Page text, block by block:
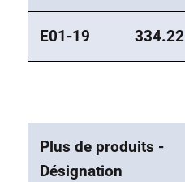
E01-19 334.22
Plus de produits -
Désignation